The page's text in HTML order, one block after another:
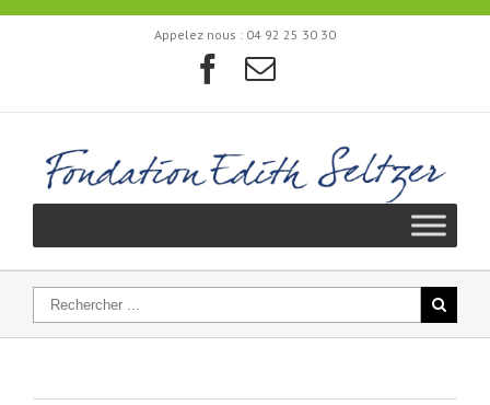
Appelez nous : 04 92 25 30 30